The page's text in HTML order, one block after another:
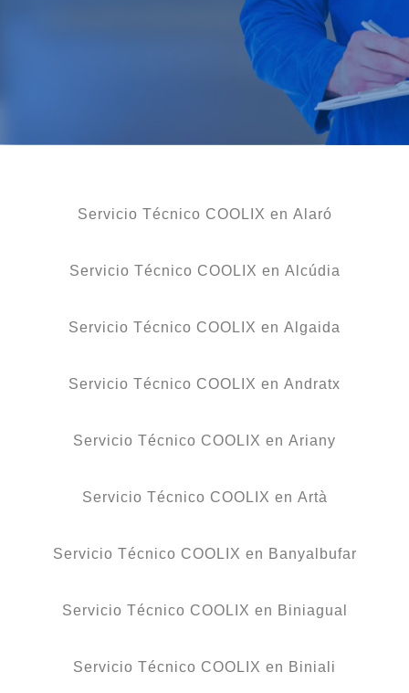
Servicio Técnico COOLIX en Alaró
Servicio Técnico COOLIX en Alcúdia
Servicio Técnico COOLIX en Algaida
Servicio Técnico COOLIX en Andratx
Servicio Técnico COOLIX en Ariany
Servicio Técnico COOLIX en Artà
Servicio Técnico COOLIX en Banyalbufar
Servicio Técnico COOLIX en Biniagual
Servicio Técnico COOLIX en Biniali